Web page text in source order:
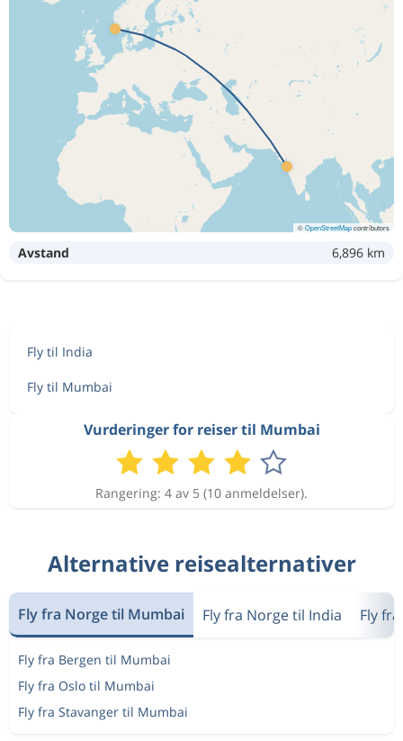
©OpenStreetMapcontributors
Avstand 6,896 km
Fly til India
Fly til Mumbai
Vurderinger for reiser til Mumbai
Rangering: 4 av 5 (10 anmeldelser).
Alternative reisealternativer
Fly fra Norge til Mumbai Fly fra Norge til India Fly
Fly fra Bergen til Mumbai
Fly fra Oslo til Mumbai
Fly fra Stavanger til Mumbai